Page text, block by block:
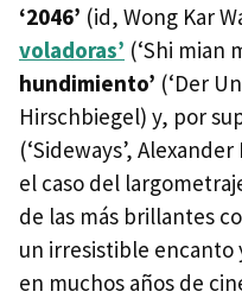
‘2046’ (id, Wong Kar
voladoras’ (‘Shi mian
hundimiento’ (‘Der
Hirschbiegel) y, por
(‘Sideways’,
el caso del
de las más brillantes
un irresistible encanto
en muchos años de